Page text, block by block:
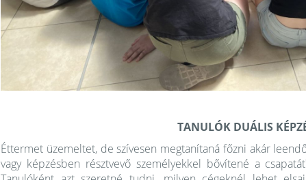
TANULÓK DUÁLIS
Éttermet üzemeltet, de szívesen megtanítaná főzni akár
vagy képzésben résztvevő személyekkel bővítené a